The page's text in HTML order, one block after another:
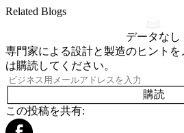
Related Blogs
データなし
専門家による設計と製造のヒント
は購読してください。
購読
この投稿を共有: